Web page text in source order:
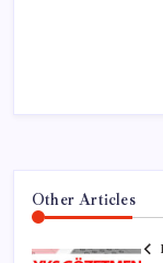
Other Articles